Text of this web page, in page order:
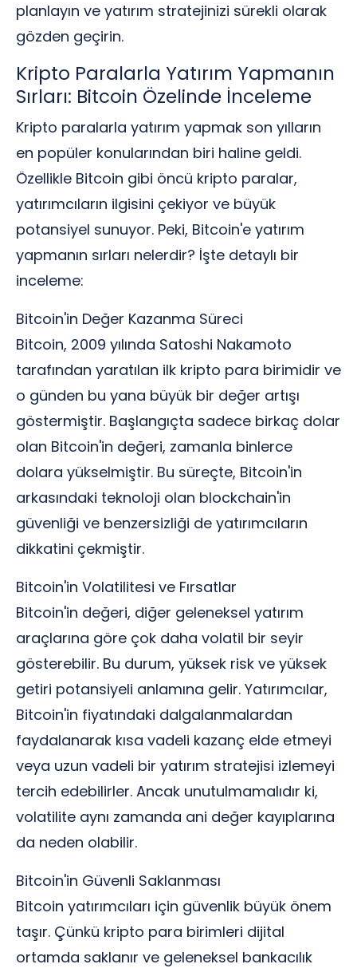
planlayın ve yatırım stratejinizi sürekli olarak
gözden geçirin.
Kripto Paralarla Yatırım Yapmanın
Sırları: Bitcoin Özelinde İnceleme
Kripto paralarla yatırım yapmak son yılların
en popüler konularından biri haline geldi.
Özellikle Bitcoin gibi öncü kripto paralar,
yatırımcıların ilgisini çekiyor ve büyük
potansiyel sunuyor. Peki, Bitcoin'e yatırım
yapmanın sırları nelerdir? İşte detaylı bir
inceleme:
Bitcoin'in Değer Kazanma Süreci
Bitcoin, 2009 yılında Satoshi Nakamoto
tarafından yaratılan ilk kripto para birimidir ve
o günden bu yana büyük bir değer artışı
göstermiştir. Başlangıçta sadece birkaç dolar
olan Bitcoin'in değeri, zamanla binlerce
dolara yükselmiştir. Bu süreçte, Bitcoin'in
arkasındaki teknoloji olan blockchain'in
güvenliği ve benzersizliği de yatırımcıların
dikkatini çekmiştir.
Bitcoin'in Volatilitesi ve Fırsatlar
Bitcoin'in değeri, diğer geleneksel yatırım
araçlarına göre çok daha volatil bir seyir
gösterebilir. Bu durum, yüksek risk ve yüksek
getiri potansiyeli anlamına gelir. Yatırımcılar,
Bitcoin'in fiyatındaki dalgalanmalardan
faydalanarak kısa vadeli kazanç elde etmeyi
veya uzun vadeli bir yatırım stratejisi izlemeyi
tercih edebilirler. Ancak unutulmamalıdır ki,
volatilite aynı zamanda ani değer kayıplarına
da neden olabilir.
Bitcoin'in Güvenli Saklanması
Bitcoin yatırımcıları için güvenlik büyük önem
taşır. Çünkü kripto para birimleri dijital
ortamda saklanır ve geleneksel bankacılık